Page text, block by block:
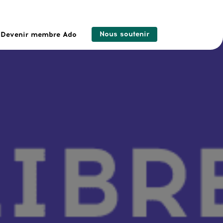
Devenir membre Ado Nous soutenir